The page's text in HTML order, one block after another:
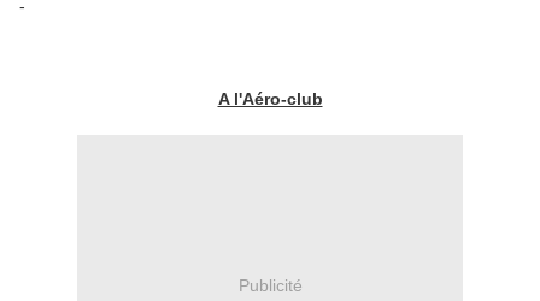
-
A l'Aéro-club
Publicité